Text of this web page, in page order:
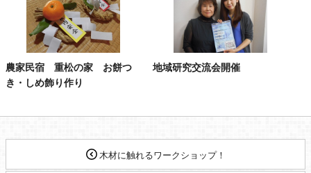
農家民宿 重松の家 お餅つ
き・しめ飾り作り
地域研究交流会開催
木材に触れるワークショップ！